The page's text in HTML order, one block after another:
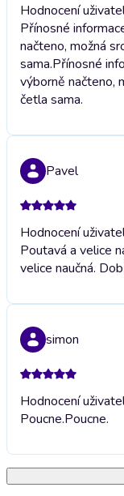
Hodnocení
Přínosné
načteno, možná
sama.Přínosné
výborně načteno,
četla sama.
Pavel
Hodnocení
Poutavá a velice
velice naučná.
simon
Hodnocení
Poucne.Poucne.